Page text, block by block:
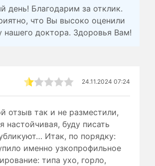
день! Благодарим за отклик.
что Вы высоко оценили
нашего доктора. Здоровья Вам!
24.11.2024 07:24
отзыв так и не разместили,
настойчивая, буду писать
Итак, по порядку:
именно узкопрофильное
типа ухо, горло,